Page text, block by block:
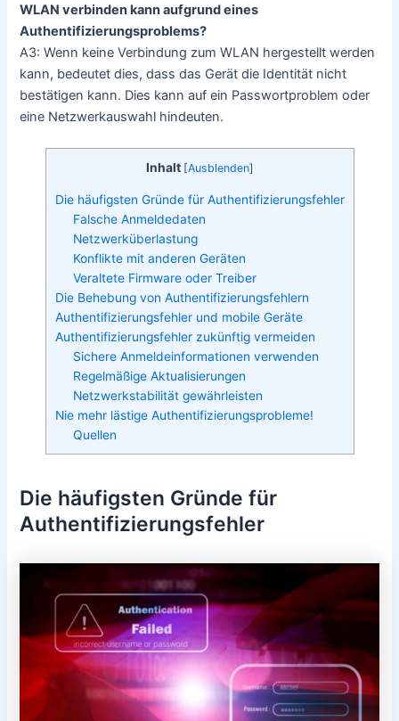
WLAN verbinden kann aufgrund eines
Authentifizierungsproblems?
A3: Wenn keine Verbindung zum WLAN hergestellt werden
kann, bedeutet dies, dass das Gerät die Identität nicht
bestätigen kann. Dies kann auf ein Passwortproblem oder
eine Netzwerkauswahl hindeuten.
Inhalt [Ausblenden]
Die häufigsten Gründe für Authentifizierungsfehler
Falsche Anmeldedaten
Netzwerküberlastung
Konflikte mit anderen Geräten
Veraltete Firmware oder Treiber
Die Behebung von Authentifizierungsfehlern
Authentifizierungsfehler und mobile Geräte
Authentifizierungsfehler zukünftig vermeiden
Sichere Anmeldeinformationen verwenden
Regelmäßige Aktualisierungen
Netzwerkstabilität gewährleisten
Nie mehr lästige Authentifizierungsprobleme!
Quellen
Die häufigsten Gründe für
Authentifizierungsfehler